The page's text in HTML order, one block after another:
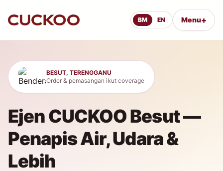
BM EN Menu+
BESUT, TERENGGANU
Order & pemasangan ikut coverage
Ejen CUCKOO Besut —
Penapis Air, Udara &
Lebih